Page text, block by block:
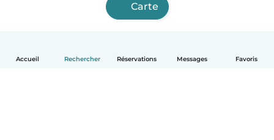
Accueil Rechercher Réservations Messages Favoris
Carte